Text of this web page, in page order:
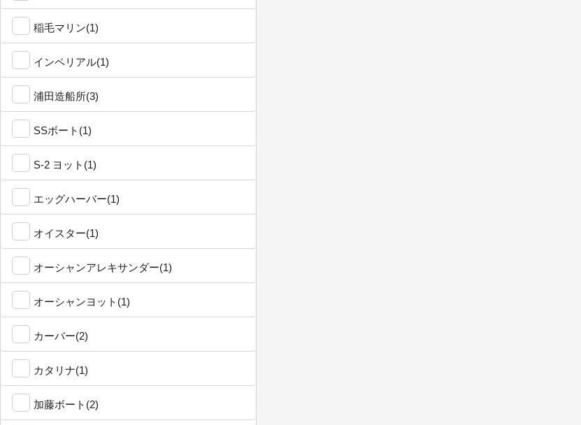
稲毛マリン(1)
インペリアル(1)
浦田造船所(3)
SSボート(1)
S-2 ヨット(1)
エッグハーバー(1)
オイスター(1)
オーシャンアレキサンダー(1)
オーシャンヨット(1)
カーバー(2)
カタリナ(1)
加藤ボート(2)